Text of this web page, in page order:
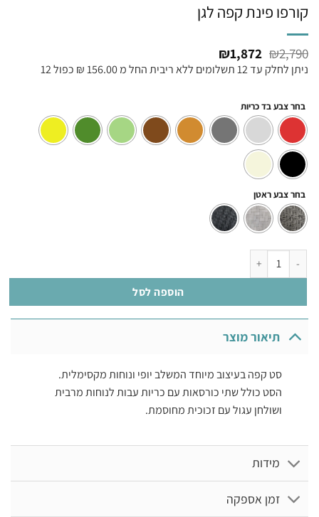
קורפו פינת קפה לגן
₪2,790
₪1,872
ניתן לחלק עד 12 תשלומים ללא ריבית החל מ 156.00 ₪ כפול 12
בחר צבע בד כריות
בחר צבע ראטן
כמות של קורפו פינת קפה לגן
הוספה לסל
תיאור מוצר
סט קפה בעיצוב מיוחד המשלב יופי ונוחות מקסימלית.
הסט כולל שתי כורסאות עם כריות עבות לנוחות מרבית
ושולחן עגול עם זכוכית מחוסמת.
מידות
זמן אספקה